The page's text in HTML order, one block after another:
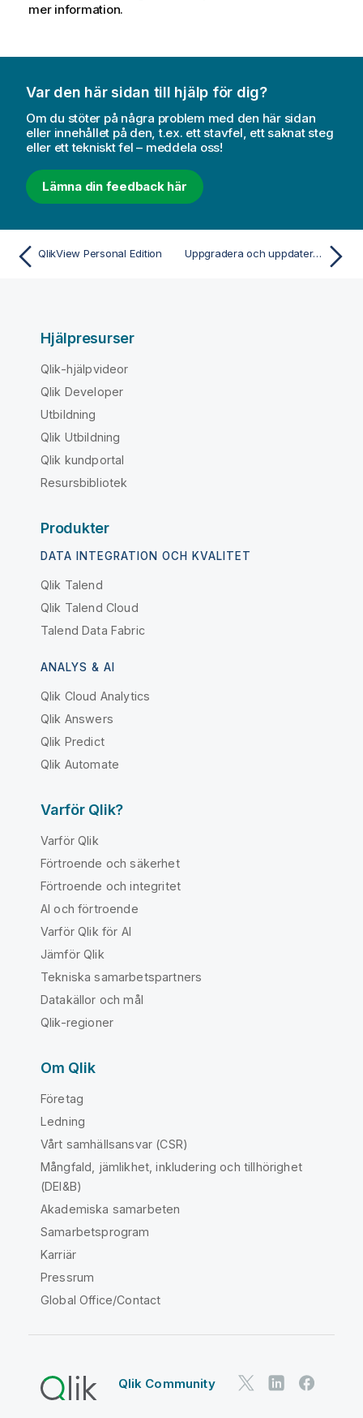
mer information.
Var den här sidan till hjälp för dig?
Om du stöter på några problem med den här sidan
eller innehållet på den, t.ex. ett stavfel, ett saknat steg
eller ett tekniskt fel – meddela oss!
Lämna din feedback här
QlikView Personal Edition Uppgradera och uppdatera QlikView Desktop
Hjälpresurser
Qlik-hjälpvideor
Qlik Developer
Utbildning
Qlik Utbildning
Qlik kundportal
Resursbibliotek
Produkter
DATA INTEGRATION OCH KVALITET
Qlik Talend
Qlik Talend Cloud
Talend Data Fabric
ANALYS & AI
Qlik Cloud Analytics
Qlik Answers
Qlik Predict
Qlik Automate
Varför Qlik?
Varför Qlik
Förtroende och säkerhet
Förtroende och integritet
AI och förtroende
Varför Qlik för AI
Jämför Qlik
Tekniska samarbetspartners
Datakällor och mål
Qlik-regioner
Om Qlik
Företag
Ledning
Vårt samhällsansvar (CSR)
Mångfald, jämlikhet, inkludering och tillhörighet
(DEI&B)
Akademiska samarbeten
Samarbetsprogram
Karriär
Pressrum
Global Office/Contact
Qlik Community